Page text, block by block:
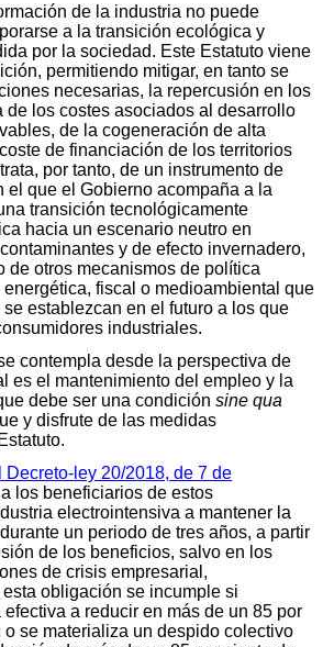
de la industria no puede
a la transición ecológica y
por la sociedad. Este Estatuto viene
permitiendo mitigar, en tanto se
necesarias, la repercusión en los
de los costes asociados al desarrollo
de la cogeneración de alta
de financiación de los territorios
por tanto, de un instrumento de
el que el Gobierno acompaña a la
transición tecnológicamente
hacia un escenario neutro en
y de efecto invernadero,
de otros mecanismos de política
fiscal o medioambiental que
establezcan en el futuro a los que
industriales.
contempla desde la perspectiva de
es el mantenimiento del empleo y la
debe ser una condición sine qua
y disfrute de las medidas
ley 20/2018, de 7 de
los beneficiarios de estos
electrointensiva a mantener la
un periodo de tres años, a partir
de los beneficios, salvo en los
de crisis empresarial,
obligación se incumple si
a reducir en más de un 85 por
se materializa un despido colectivo